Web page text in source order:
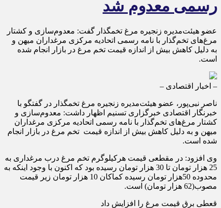
رسمی معدوم شد
عضو هیئت‌مدیره زنجیره مرغ تخمگذار گفت: معدوم‌سازی و کشتار
مرغ‌های تخم‌گذار با نامه رسمی اتحادیه مرکزی مرغداران میهن و
به دلیل کاهش بیش از اندازه قیمت تخم مرغ در بازار انجام شده
است.
– اخبار اقتصادی –
ناصر نبی‌پور، عضو هیئت‌مدیره زنجیره مرغ تخمگذار در گفتگو با
خبرنگار اقتصادی خبرگزاری تسنیم اظهار داشت: معدوم‌سازی و
کشتار مرغ‌های تخم‌گذار با نامه رسمی اتحادیه مرکزی مرغداران
میهن و به دلیل کاهش بیش از اندازه قیمت تخم مرغ در بازار انجام
شده است.
وی افزود: در مقطعی قیمت هرکیلوگرم تخم مرغ درب مرغداری به
25 هزار تومان تا 30 هزار تومان رسیده بود که اکنون با وجود اینکه به
محدوده 50هزار تومان رسیده کماکان 10 هزار تومان زیر قیمت
مصوب(62 هزار تومان) است.
قعطی برق قیمت مرغ را افزایش داد